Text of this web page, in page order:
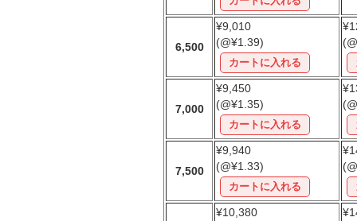
6,500
¥9,010
(@¥1.39)
7,000
¥9,450
(@¥1.35)
7,500
¥9,940
(@¥1.33)
¥10,380